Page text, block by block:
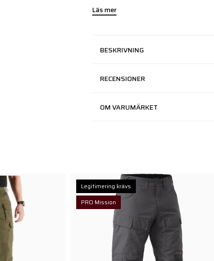
Läs mer
BESKRIVNING
RECENSIONER
OM VARUMÄRKET
Legitimering krävs
PRO Mission